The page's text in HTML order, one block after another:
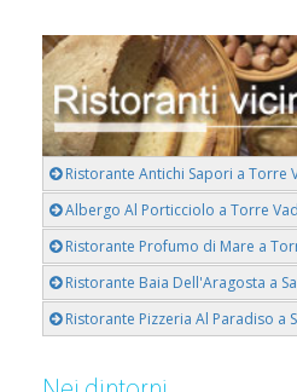
Ristorante Antichi Sapori a Torre
Albergo Al Porticciolo a Torre
Ristorante Profumo di Mare a
Ristorante Baia Dell'Aragosta a
Ristorante Pizzeria Al Paradiso a